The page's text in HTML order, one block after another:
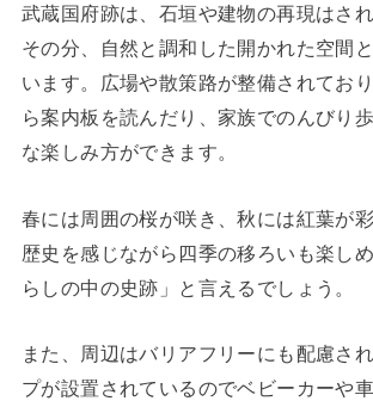
武蔵国府跡は、石垣や建物の再現はさ
その分、自然と調和した開かれた空間
います。広場や散策路が整備されてお
ら案内板を読んだり、家族でのんびり
な楽しみ方ができます。
春には周囲の桜が咲き、秋には紅葉が
歴史を感じながら四季の移ろいも楽し
らしの中の史跡」と言えるでしょう。
また、周辺はバリアフリーにも配慮さ
プが設置されているのでベビーカーや